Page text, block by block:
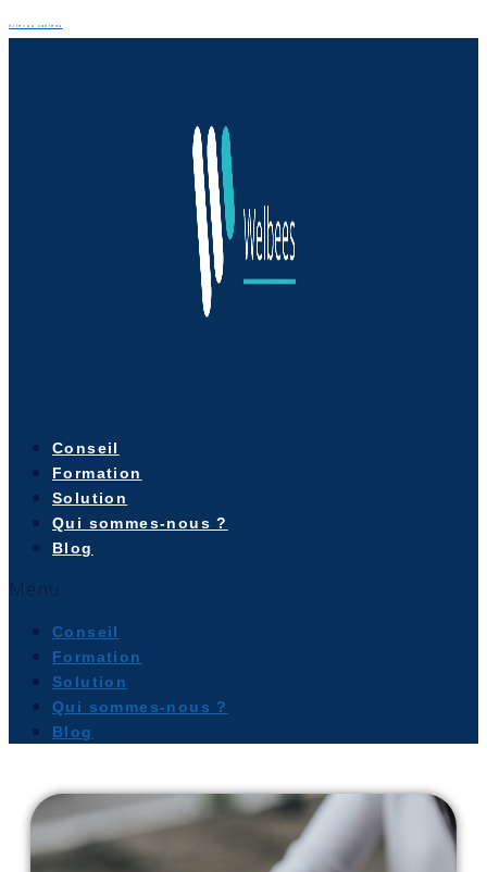
Aller au contenu
Conseil
Formation
Solution
Qui sommes-nous ?
Blog
Conseil
Formation
Solution
Qui sommes-nous ?
Blog